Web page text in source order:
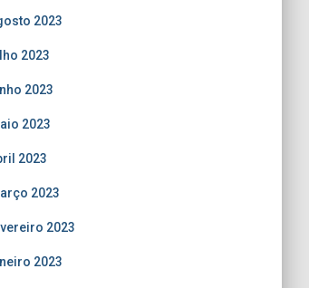
2023
2023
2023
2023
2023
2023
2023
2023